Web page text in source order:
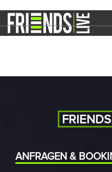
REFERENZEN
Haigern Live
ANFRAGEN &